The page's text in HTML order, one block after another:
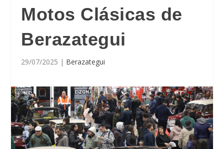
Motos Clásicas de
Berazategui
29/07/2025 | Berazategui